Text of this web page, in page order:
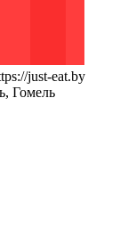
just-eat.by
Гомель